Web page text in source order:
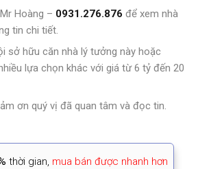
Hoàng – 0931.276.876 để xem nhà
tin chi tiết.
sở hữu căn nhà lý tưởng này hoặc
lựa chọn khác với giá từ 6 tỷ đến 20
ơn quý vị đã quan tâm và đọc tin.
thời gian, mua bán được nhanh hơn